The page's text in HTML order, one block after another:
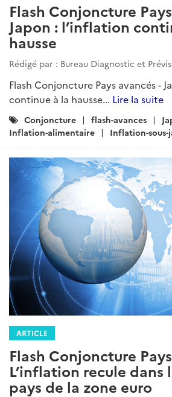
Flash Conjoncture
Japon : l’inflation
hausse
Rédigé par : Bureau Diagnostic et
Flash Conjoncture Pays avancés -
continue à la hausse... Lire la suite
Catégories
:
Conjoncture flash-avances
Inflation-alimentaire
Inflation-sous-
ARTICLE
Flash Conjoncture
L’inflation recule dans
pays de la zone euro